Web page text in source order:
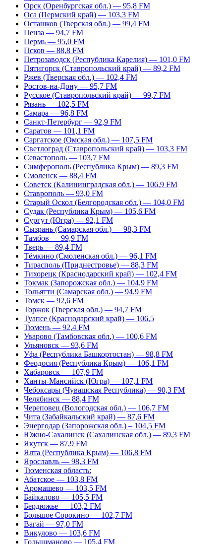
Орск (Оренбургская обл.) — 95,8 FM
Оса (Пермский край) — 103,3 FM
Осташков (Тверская обл.) — 99,4 FM
Пенза — 94,7 FM
Пермь — 95,0 FM
Псков — 88,8 FM
Петрозаводск (Республика Карелия) — 101,0 FM
Пятигорск (Ставропольский край) — 89,2 FM
Ржев (Тверская обл.) — 102,4 FM
Ростов-на-Дону — 95,7 FM
Русское (Ставропольский край) — 99,7 FM
Рязань — 102,5 FM
Самара — 96,8 FM
Санкт-Петербург — 92,9 FM
Саратов — 101,1 FM
Саргатское (Омская обл.) — 107,5 FM
Светлоград (Ставропольский край) — 103,3 FM
Севастополь — 103,7 FM
Симферополь (Республика Крым) — 89,3 FM
Смоленск — 88,4 FM
Советск (Калининградская обл.) — 106,9 FM
Ставрополь — 93,0 FM
Старый Оскол (Белгородская обл.) — 104,0 FM
Судак (Республика Крым) — 105,6 FM
Сургут (Югра) — 92,1 FM
Сызрань (Самарская обл.) — 98,3 FM
Тамбов — 99,9 FM
Тверь — 89,4 FM
Тёмкино (Смоленская обл.) — 96,1 FM
Тирасполь (Приднестровье) — 88,3 FM
Тихорецк (Краснодарский край) — 102,4 FM
Токмак (Запорожская обл.) — 104,9 FM
Тольятти (Самарская обл.) — 94,9 FM
Томск — 92,6 FM
Торжок (Тверская обл.) — 94,7 FM
Туапсе (Краснодарский край) — 106,5
Тюмень — 92,4 FM
Уварово (Тамбовская обл.) — 100,6 FM
Ульяновск — 93,6 FM
Уфа (Республика Башкортостан) — 98,8 FM
Феодосия (Республика Крым) — 106,1 FM
Хабаровск — 107,9 FM
Ханты-Мансийск (Югра) — 107,1 FM
Чебоксары (Чувашская Республика) — 90,3 FM
Челябинск — 88,4 FM
Череповец (Вологодская обл.) — 106,7 FM
Чита (Забайкальский край) — 87,6 FM
Энергодар (Запорожская обл.) – 104,5 FM
Южно-Сахалинск (Сахалинская обл.) — 89,3 FM
Якутск — 87,9 FM
Ялта (Республика Крым) — 106,8 FM
Ярославль — 98,3 FM
Тюменская область:
Абатское — 103,8 FM
Аромашево — 103,5 FM
Байкалово — 105,5 FM
Бердюжье — 103,2 FM
Большое Сорокино — 102,7 FM
Вагай — 97,0 FM
Викулово — 103,6 FM
Голышманово — 105,4 FM